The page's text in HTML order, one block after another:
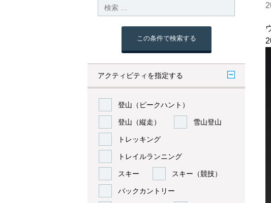
この条件で検索する
アクティビティを指定する
登山（ピークハント）
登山（縦走） 雪山登山
トレッキング
トレイルランニング
スキー スキー（競技）
バックカントリー